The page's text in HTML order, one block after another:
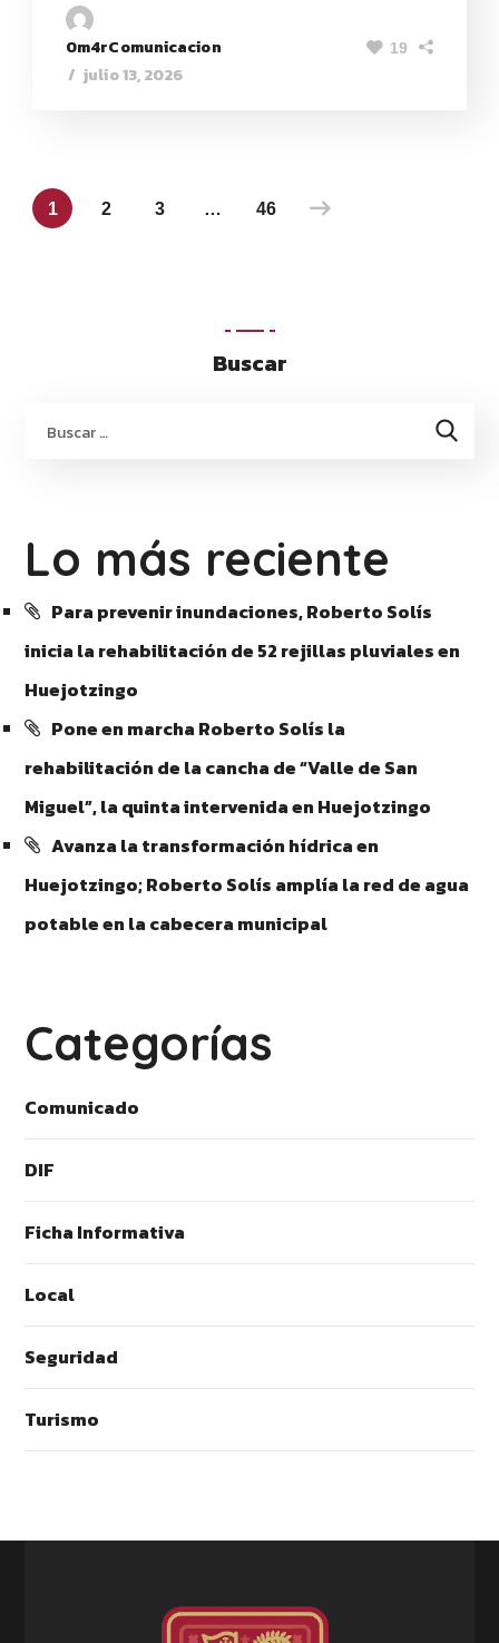
0m4rComunicacion
julio 13, 2026
19
1 2 3 … 46
Buscar
Lo más reciente
Para prevenir inundaciones, Roberto Solís
inicia la rehabilitación de 52 rejillas pluviales en
Huejotzingo
Pone en marcha Roberto Solís la
rehabilitación de la cancha de “Valle de San
Miguel”, la quinta intervenida en Huejotzingo
Avanza la transformación hídrica en
Huejotzingo; Roberto Solís amplía la red de agua
potable en la cabecera municipal
Categorías
Comunicado
DIF
Ficha Informativa
Local
Seguridad
Turismo